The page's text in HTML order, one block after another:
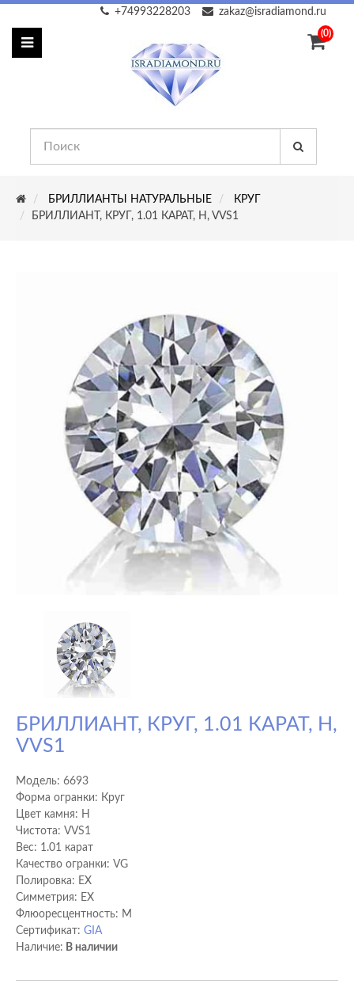
zakaz@isradiamond.ru
+74993228203
(0)
БРИЛЛИАНТЫ НАТУРАЛЬНЫЕ
КРУГ
БРИЛЛИАНТ, КРУГ, 1.01 КАРАТ, H, VVS1
БРИЛЛИАНТ, КРУГ, 1.01 КАРАТ, H,
VVS1
Модель: 6693
Форма огранки: Круг
Цвет камня: H
Чистота: VVS1
Вес: 1.01 карат
Качество огранки: VG
Полировка: EX
Cимметрия: EX
Флюоресцентность: M
Сертификат: GIA
Наличие: В наличии